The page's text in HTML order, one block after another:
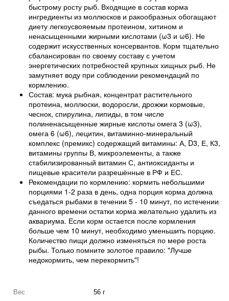
быстрому росту рыб. Входящие в состав корма
ингредиенты из моллюсков и ракообразных обогащают
диету легкоусвояемым протеином, хитином и
ненасыщенными жирными кислотами (ω3 и ω6). Не
содержит искусственных консервантов. Корм тщательно
сбалансирован по своему составу с учетом
энергетических потребностей крупных хищных рыб. Не
замутняет воду при соблюдении рекомендаций по
кормлению.
Состав: мука рыбная, концентрат растительного
протеина, моллюски, водоросли, дрожжи кормовые,
чеснок, спирулина, липиды, в том числе
полиненасыщенные жирные кислоты омега 3 (ω3),
омега 6 (ω6), лецитин, витаминно-минеральный
комплекс (премикс) содержащий витамины: А, D3, Е, К3,
витамины группы В, микроэлементы, а также
стабилизированный витамин С, антиоксиданты и
пищевые красители разрешённые в РФ и ЕС.
Рекомендации по кормлению: кормить небольшими
порциями 1-2 раза в день, одна порция корма должна
съедаться рыбами в течении 5 - 10 минут, по истечении
данного времени остатки корма желательно удалить из
аквариума. Если корм остается после кормления
больше чем 10 минут, необходимо уменьшить порцию.
Количество пищи должно изменяться по мере роста
рыбы. Только помните золотое правило: "Лучше
недокормить, чем перекормить"!
Вес
56 г